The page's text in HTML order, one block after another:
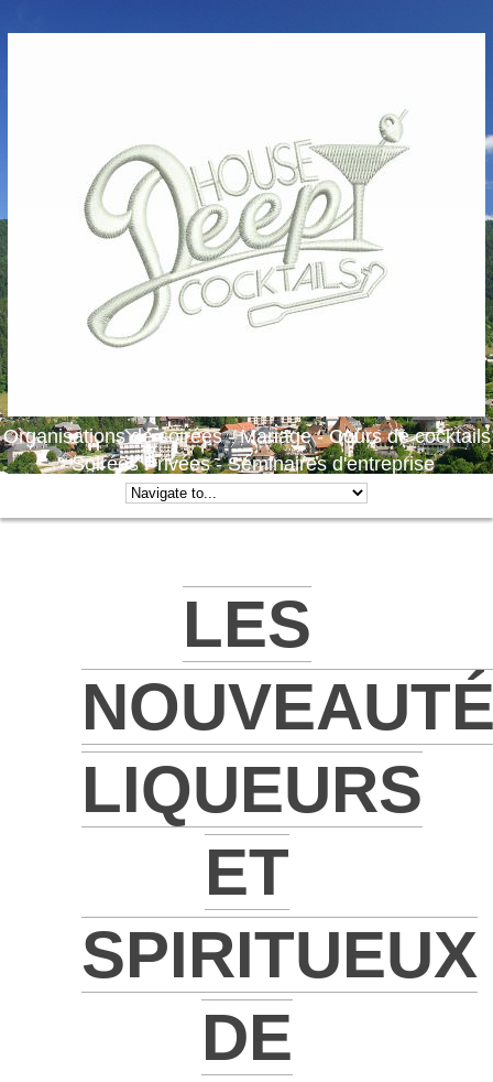
Organisations de soirées - Mariage - Cours de cocktails
- Soirées Privées - Séminaires d'entreprise
LES
LIQUEURS
ET
SPIRITUEUX
DE